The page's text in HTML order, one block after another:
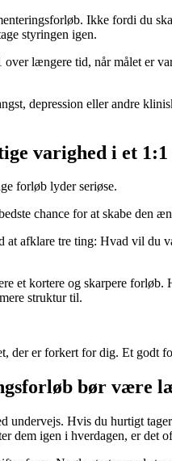
Ikke fordi du
styringen igen.
over længere tid, når målet er
depression eller andre
varighed i et
forløb lyder seriøse.
chance for at skabe den
at afklare tre ting: Hvad vil
et kortere og skarpere
struktur til.
der er forkert for dig. Et godt
bør være
undervejs. Hvis du hurtigt
dem igen i hverdagen, er det